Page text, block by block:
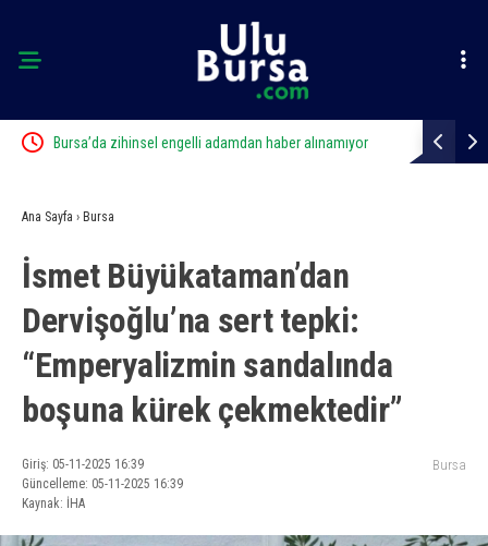
Bursa’da zihinsel engelli adamdan haber alınamıyor Tarihi
Ana Sayfa › Bursa
İsmet Büyükataman’dan
Dervişoğlu’na sert tepki:
“Emperyalizmin sandalında
boşuna kürek çekmektedir”
Giriş: 05-11-2025 16:39
Güncelleme: 05-11-2025 16:39
Kaynak: İHA
Bursa